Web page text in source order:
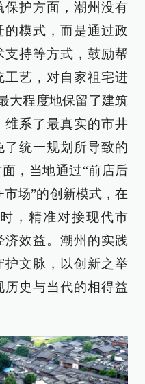
保护方面，潮州没有
模式，而是通过政
持等方式，鼓励帮
工艺，对自家祖宅进
大程度地保留了建筑
维系了最真实的市井
统一规划所导致的
，当地通过“前店后
场”的创新模式，在
，精准对接现代市
效益。潮州的实践
护文脉，以创新之举
史与当代的相得益